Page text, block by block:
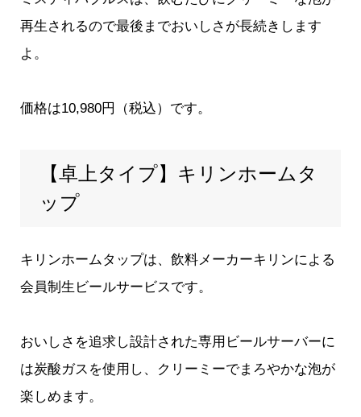
再生されるので最後までおいしさが長続きします
よ。
価格は10,980円（税込）です。
【卓上タイプ】キリンホームタ
ップ
キリンホームタップは、飲料メーカーキリンによる
会員制生ビールサービスです。
おいしさを追求し設計された専用ビールサーバーに
は炭酸ガスを使用し、クリーミーでまろやかな泡が
楽しめます。